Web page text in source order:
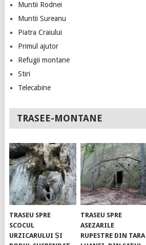
Muntii Rodnei
Muntii Sureanu
Piatra Craiului
Primul ajutor
Refugii montane
Stiri
Telecabine
TRASEE-MONTANE
TRASEU SPRE
SCOCUL
URZICARULUI ȘI
TRASEU SPRE
ASEZARILE
RUPESTRE DIN TARA